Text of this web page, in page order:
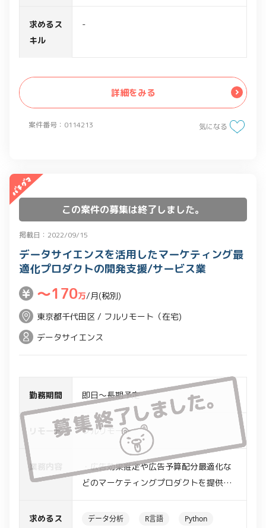
案件番号：0114213
発見と定義
UI/UX改善施策の立案、画面設計、要件
求めるス
キル
-
詳細をみる
気になる
この案件の募集は終了しました。
掲載日：2022/09/15
データサイエンスを活用したマーケティング最
適化プロダクトの開発支援/サービス業
〜170万/月(税別)
東京都千代田区 / フルリモート（在宅)
データサイエンス
勤務期間 即日～長期予定
リモート フルリモート
業務内容
・広告効果推定や広告予算配分最適化な
どのマーケティングプロダクトを提供す
新たな最適化手法の提言及び開発支援
求めるス
データ分析 R言語 Python